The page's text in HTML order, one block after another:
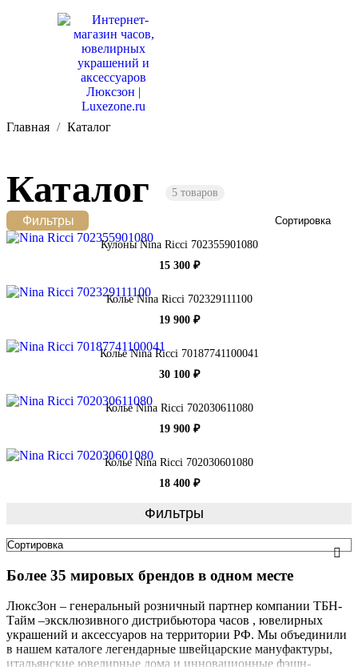
Главная Каталог
Каталог 5 товаров
Фильтры Сортировка
Кулоны Nina Ricci 702355901080
15 300 ₽
Колье Nina Ricci 702329111100
19 900 ₽
Колье Nina Ricci 70187741100041
30 100 ₽
Колье Nina Ricci 702030611080
19 900 ₽
Колье Nina Ricci 702030601080
18 400 ₽
Фильтры
Более 35 мировых брендов в одном месте
ЛюксЗон – генеральный розничный партнер компании ТБН-
Тайм –эксклюзивного дистрибьютора часов , ювелирных
украшений и аксессуаров на территории РФ. Мы объединили
в нашем каталоге легендарные швейцарские мануфактуры,
итальянские ювелирные дома и инновационные фэшн-